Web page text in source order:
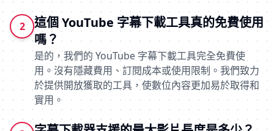
2
這個 YouTube 字幕下載工具真的免費使用
嗎？
是的，我們的 YouTube 字幕下載工具完全免費使
用。沒有隱藏費用、訂閱成本或使用限制。我們致力
於提供開放獲取的工具，使數位內容更加易於取得和
實用。